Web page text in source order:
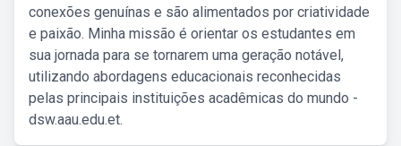
conexões genuínas e são alimentados por criatividade
e paixão. Minha missão é orientar os estudantes em
sua jornada para se tornarem uma geração notável,
utilizando abordagens educacionais reconhecidas
pelas principais instituições acadêmicas do mundo -
dsw.aau.edu.et.